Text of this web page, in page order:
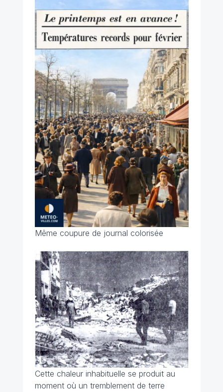
Même coupure de journal colorisée
Cette chaleur inhabituelle se produit au
moment où un tremblement de terre